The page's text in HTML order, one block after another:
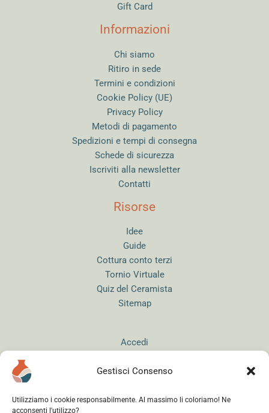
Gestisci Consenso
Utilizziamo i cookie responsabilmente. Al massimo li coloriamo! Ne
acconsenti l'utilizzo?
Gift Card
Informazioni
Chi siamo
Ritiro in sede
Termini e condizioni
Cookie Policy (UE)
Privacy Policy
Metodi di pagamento
Spedizioni e tempi di consegna
Schede di sicurezza
Iscriviti alla newsletter
Contatti
Risorse
Idee
Guide
Cottura conto terzi
Tornio Virtuale
Quiz del Ceramista
Sitemap
Accedi